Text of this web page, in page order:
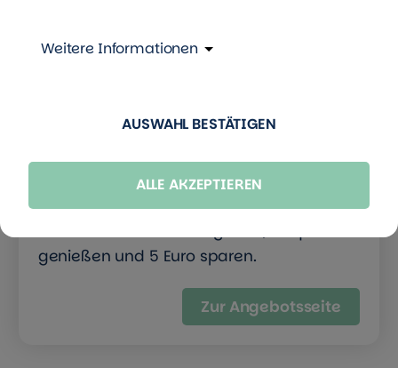
Bestellen Sie Obst und Gemüse, das nicht
ganz der Norm entspricht. Gutscheincode
genießen und 5 Euro sparen.
Zur Angebotsseite
Weitere Informationen
AUSWAHL BESTÄTIGEN
ALLE AKZEPTIEREN